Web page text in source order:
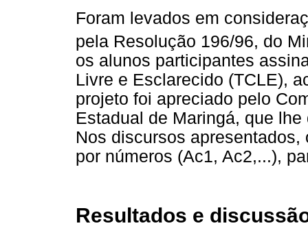
Foram levados em
pela Resolução 196/96, do
os alunos participantes
Livre e Esclarecido (TCLE),
projeto foi apreciado pelo
Estadual de Maringá, que
Nos discursos
por números (Ac1, Ac2,...),
Resultados e